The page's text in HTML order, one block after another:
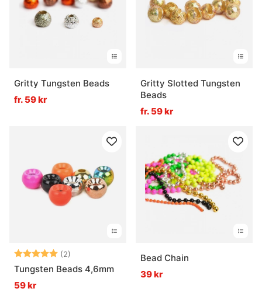
Gritty Tungsten Beads
fr. 59 kr
Gritty Slotted Tungsten
Beads
fr. 59 kr
Betyg: (2)
5.0 utav 5 stjärnor
Tungsten Beads 4,6mm
59 kr
Bead Chain
39 kr